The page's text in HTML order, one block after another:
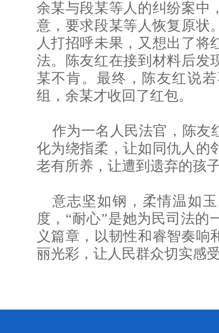
余某与段某等人的纠纷案中
意，要求段某等人恢复原状
人打招呼未果，又想出了将
法。陈友红在接到材料后发
某不肯。最终，陈友红说
组，余某才收回了红包。
作为一名人民法官，陈友
化为绕指柔，让如同仇人的
老有所养，让遭到遗弃的
意志坚如钢，柔情温如
度，“耐心”是她为民司法的
义篇章，以韧性和睿智奏响
丽光彩，让人民群众切实感